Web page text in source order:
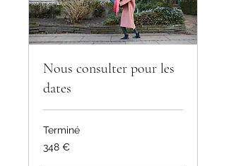
Nous consulter pour les
dates
Terminé
348
euros
348 €